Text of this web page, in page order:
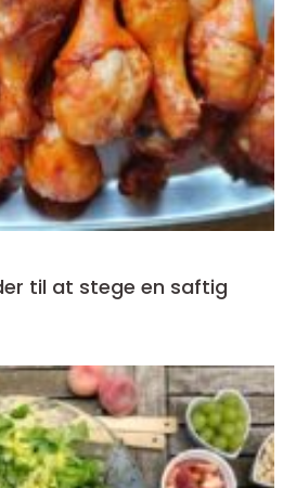
til at stege en saftig